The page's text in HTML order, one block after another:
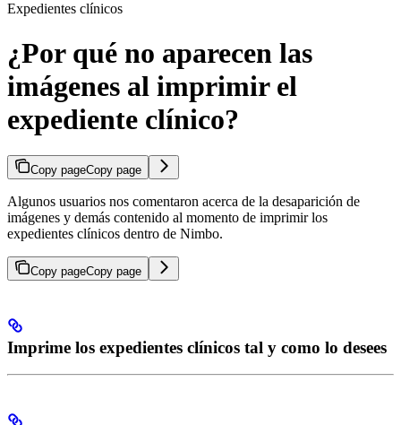
Expedientes clínicos
¿Por qué no aparecen las
imágenes al imprimir el
expediente clínico?
Copy pageCopy page
Algunos usuarios nos comentaron acerca de la desaparición de
imágenes y demás contenido al momento de imprimir los
expedientes clínicos dentro de Nimbo.
Copy pageCopy page
Imprime los expedientes clínicos tal y como lo desees